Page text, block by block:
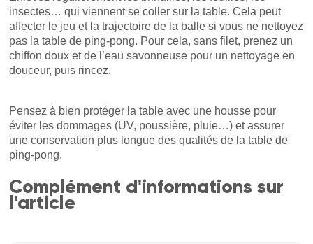
insectes… qui viennent se coller sur la table. Cela peut
affecter le jeu et la trajectoire de la balle si vous ne nettoyez
pas la table de ping-pong. Pour cela, sans filet, prenez un
chiffon doux et de l’eau savonneuse pour un nettoyage en
douceur, puis rincez.
Pensez à bien protéger la table avec une housse pour
éviter les dommages (UV, poussière, pluie…) et assurer
une conservation plus longue des qualités de la table de
ping-pong.
Complément d'informations sur
l'article